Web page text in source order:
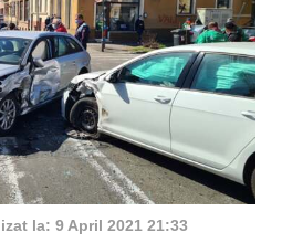
la: 9 April 2021 21:33